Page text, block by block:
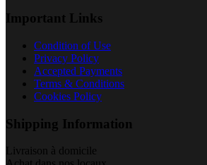
Important Links
Condition of Use
Privacy Policy
Accepted Payments
Terms & Conditions
Cookies Policy
Shipping Information
Livraison à domicile